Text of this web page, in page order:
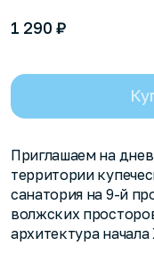
1 290 ₽
Приглашаем на
территории
санатория на 9-й
волжских
архитектура начала